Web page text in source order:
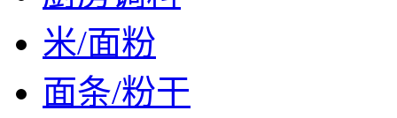
米/面粉
面条/粉干